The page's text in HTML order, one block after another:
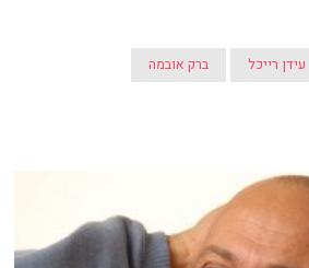
עידן רייכל
ברק אובמה